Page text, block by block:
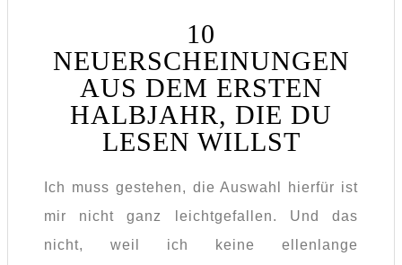
10
NEUERSCHEINUNGEN
AUS DEM ERSTEN
HALBJAHR, DIE DU
LESEN WILLST
Ich muss gestehen, die Auswahl hierfür ist
mir nicht ganz leichtgefallen. Und das
nicht, weil ich keine ellenlange